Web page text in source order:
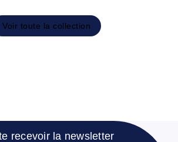
Voir toute la collection
recevoir la newsletter